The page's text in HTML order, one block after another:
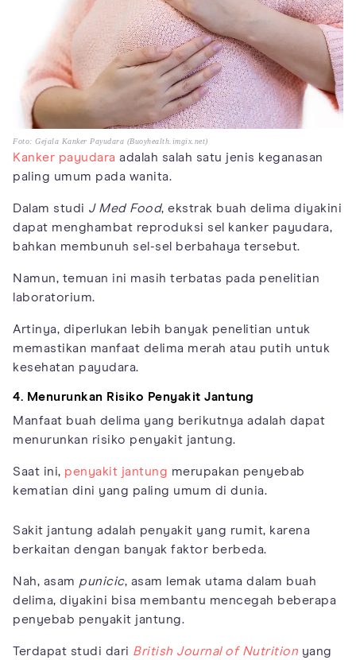
Foto: Gejala Kanker Payudara (Buoyhealth.imgix.net)
Kanker payudara adalah salah satu jenis keganasan
paling umum pada wanita.
Dalam studi J Med Food, ekstrak buah delima diyakini
dapat menghambat reproduksi sel kanker payudara,
bahkan membunuh sel-sel berbahaya tersebut.
Namun, temuan ini masih terbatas pada penelitian
laboratorium.
Artinya, diperlukan lebih banyak penelitian untuk
memastikan manfaat delima merah atau putih untuk
kesehatan payudara.
4. Menurunkan Risiko Penyakit Jantung
Manfaat buah delima yang berikutnya adalah dapat
menurunkan risiko penyakit jantung.
Saat ini, penyakit jantung merupakan penyebab
kematian dini yang paling umum di dunia.
Sakit jantung adalah penyakit yang rumit, karena
berkaitan dengan banyak faktor berbeda.
Nah, asam punicic, asam lemak utama dalam buah
delima, diyakini bisa membantu mencegah beberapa
penyebab penyakit jantung.
Terdapat studi dari British Journal of Nutrition yang